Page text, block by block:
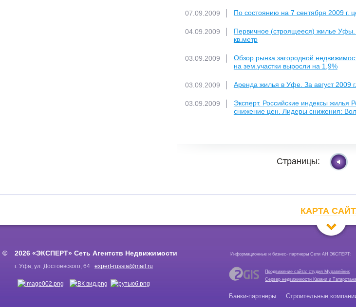
07.09.2009 По состоянию на 7 сентября 2009 г.
04.09.2009
Первичное (строящееся) жилье Уфы.
кв.метр
03.09.2009
Обзор рынка загородной
на зем.участки выросли на 1,9%
03.09.2009 Аренда жилья в Уфе. За август 2009
03.09.2009
Эксперт. Российские индексы жилья
снижение цен. Лидеры снижения:
Страницы:
КАРТА
Информационные и бизнес- партнеры Сети АН ЭКСПЕРТ:
Продвижение сайта: студия Муравейник
Сервер недвижимости Казани и Татарстана
Банки-партнеры Строительные
2026 «ЭКСПЕРТ» Сеть Агентств Недвижимости
г. Уфа, ул. Достоевского, 64 expert-russia@mail.ru